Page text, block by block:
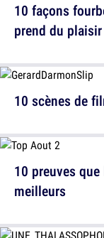
10 façons
prend du plaisir
10 preuves
meilleurs
10 scènes de